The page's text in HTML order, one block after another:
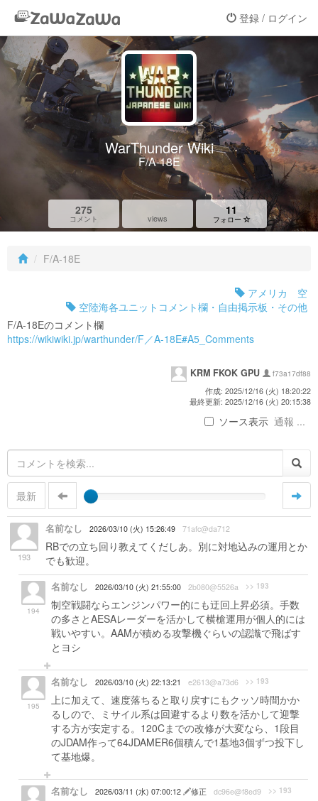
登録 / ログイン
WarThunder Wiki
F/A-18E
275
コメント views
11
フォロー
F/A-18E
アメリカ 空
空陸海各ユニットコメント欄・自由掲示板・その他
F/A-18Eのコメント欄
https://wikiwiki.jp/warthunder/F／A-18E#A5_Comments
KRM FKOK GPU
f73a17df88
作成: 2025/12/16 (火) 18:20:22
最終更新: 2025/12/16 (火) 20:15:38
ソース表示 通報 ...
最新
193
名前なし 2026/03/10 (火) 15:26:49 71afc@da712
RBでの立ち回り教えてくだしあ。別に対地込みの運用とか
でも歓迎。
194
名前なし 2026/03/10 (火) 21:55:00 2b080@5526a >> 193
制空戦闘ならエンジンパワー的にも迂回上昇必須。手数
の多さとAESAレーダーを活かして横槍運用が個人的には
戦いやすい。AAMが積める攻撃機ぐらいの認識で飛ばす
とヨシ
195
名前なし 2026/03/10 (火) 22:13:21 e2613@a73d6 >> 193
上に加えて、速度落ちると取り戻すにもクッソ時間かか
るしので、ミサイル系は回避するより数を活かして迎撃
する方が安定する。120Cまでの改修が大変なら、1段目
のJDAM作って64JDAMER6個積んで1基地3個ずつ投下し
て基地爆。
名前なし 2026/03/11 (水) 07:00:12 修正 dc96e@f8ed9 >> 193